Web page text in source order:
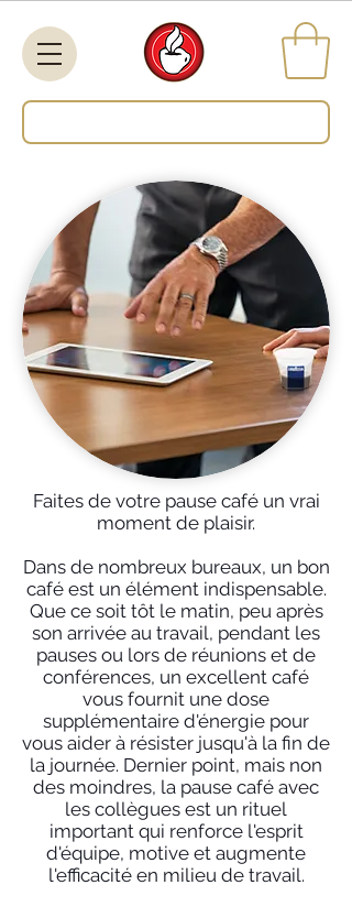
Faites de votre pause café un vrai
moment de plaisir.
Dans de nombreux bureaux, un bon
café est un élément indispensable.
Que ce soit tôt le matin, peu après
son arrivée au travail, pendant les
pauses ou lors de réunions et de
conférences, un excellent café
vous fournit une dose
supplémentaire d'énergie pour
vous aider à résister jusqu'à la fin de
la journée. Dernier point, mais non
des moindres, la pause café avec
les collègues est un rituel
important qui renforce l'esprit
d'équipe, motive et augmente
l'efficacité en milieu de travail.